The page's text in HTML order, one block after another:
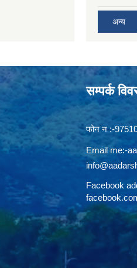
अन्य
सम्पर्क
फोन न‍‍‌ :-
Email me:-
Facebook